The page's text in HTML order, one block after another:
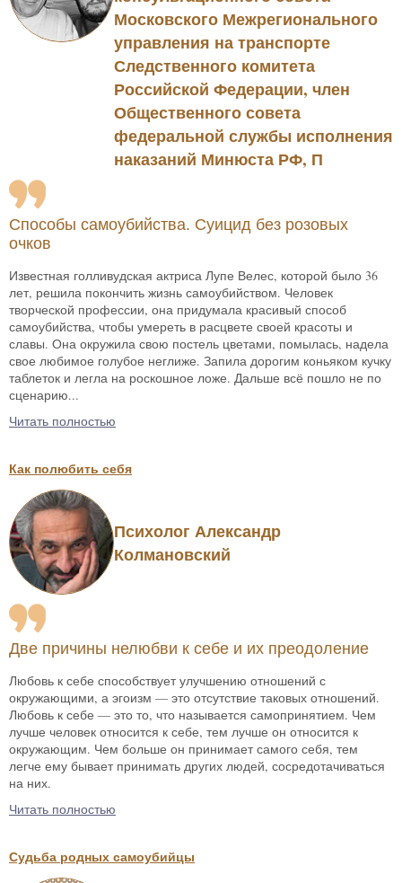
Московского Межрегионального
управления на транспорте
Следственного комитета
Российской Федерации, член
Общественного совета
федеральной службы исполнения
наказаний Минюста РФ, П
Способы самоубийства. Суицид без розовых
очков
Известная голливудская актриса Лупе Велес, которой было 36
лет, решила покончить жизнь самоубийством. Человек
творческой профессии, она придумала красивый способ
самоубийства, чтобы умереть в расцвете своей красоты и
славы. Она окружила свою постель цветами, помылась, надела
свое любимое голубое неглиже. Запила дорогим коньяком кучку
таблеток и легла на роскошное ложе. Дальше всё пошло не по
сценарию...
Читать полностью
Как полюбить себя
Психолог Александр
Колмановский
Две причины нелюбви к себе и их преодоление
Любовь к себе способствует улучшению отношений с
окружающими, а эгоизм — это отсутствие таковых отношений.
Любовь к себе — это то, что называется самопринятием. Чем
лучше человек относится к себе, тем лучше он относится к
окружающим. Чем больше он принимает самого себя, тем
легче ему бывает принимать других людей, сосредотачиваться
на них.
Читать полностью
Судьба родных самоубийцы